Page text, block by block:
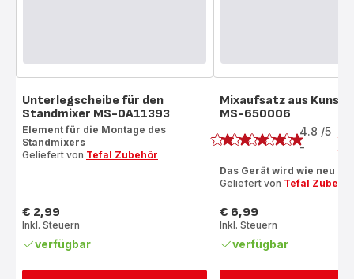
Unterlegscheibe für den
Standmixer MS-0A11393
Element für die Montage des
Standmixers
Geliefert von Tefal Zubehör
Preis
€ 2,99
Inkl. Steuern
verfügbar
Mixaufsatz aus
MS-650006
Bewertung
4.8 /5
-
Das Gerät wird wie neu
Geliefert von Tefal
Preis
€ 6,99
Inkl. Steuern
verfügbar